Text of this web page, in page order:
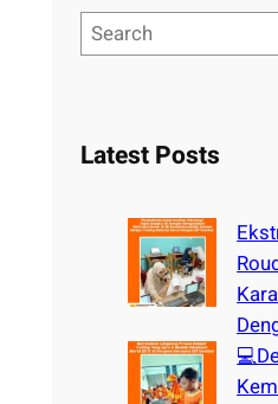
e
cLatest Posts